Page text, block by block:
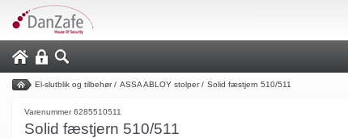
El-slutblik og tilbehør/ ASSA ABLOY stolper/ Solid fæstjern 510/511
Varenummer 6285510511
Solid fæstjern 510/511